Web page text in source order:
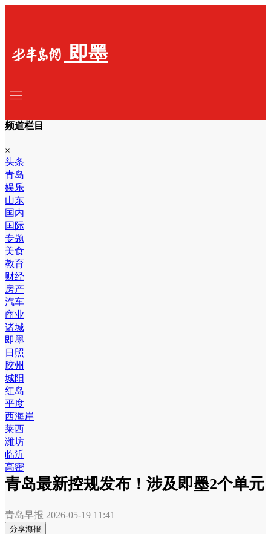
即墨
频道栏目
×
头条
青岛
娱乐
山东
国内
国际
专题
美食
教育
财经
房产
汽车
商业
诸城
即墨
日照
胶州
城阳
红岛
平度
西海岸
莱西
潍坊
临沂
高密
青岛最新控规发布！涉及即墨2个单元
青岛早报 2026-05-19 11:41
分享海报